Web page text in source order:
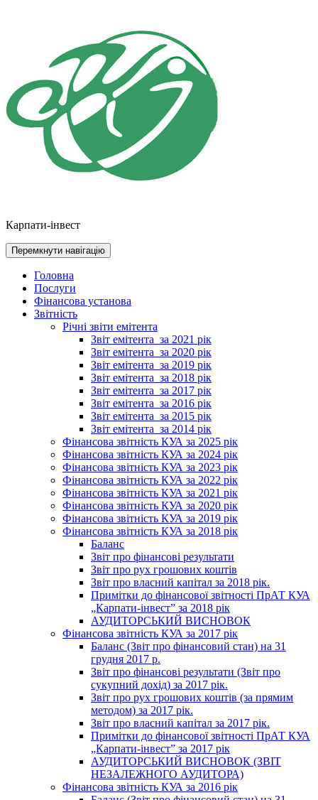
Карпати-інвест
Перемкнути навігацію
Головна
Послуги
Фінансова установа
Звітність
Річні звіти емітента
Звіт емітента_за 2021 рік
Звіт емітента_за 2020 рік
Звіт емітента_за 2019 рік
Звіт емітента_за 2018 рік
Звіт емітента_за 2017 рік
Звіт емітента_за 2016 рік
Звіт емітента_за 2015 рік
Звіт емітента_за 2014 рік
Фінансова звітність КУА за 2025 рік
Фінансова звітність КУА за 2024 рік
Фінансова звітність КУА за 2023 рік
Фінансова звітність КУА за 2022 рік
Фінансова звітність КУА за 2021 рік
Фінансова звітність КУА за 2020 рік
Фінансова звітність КУА за 2019 рік
Фінансова звітність КУА за 2018 рік
Баланс
Звіт про фінансові результати
Звіт про рух грошових коштів
Звіт про власний капітал за 2018 рік.
Примітки до фінансової звітності ПрАТ КУА
„Карпати-інвест” за 2018 рік
АУДИТОРСЬКИЙ ВИСНОВОК
Фінансова звітність КУА за 2017 рік
Баланс (Звіт про фінансовий стан) на 31
грудня 2017 р.
Звіт про фінансові результати (Звіт про
сукупний дохід) за 2017 рік.
Звіт про рух грошових коштів (за прямим
методом) за 2017 рік.
Звіт про власний капітал за 2017 рік.
Примітки до фінансової звітності ПрАТ КУА
„Карпати-інвест” за 2017 рік
АУДИТОРСЬКИЙ ВИСНОВОК (ЗВІТ
НЕЗАЛЕЖНОГО АУДИТОРА)
Фінансова звітність КУА за 2016 рік